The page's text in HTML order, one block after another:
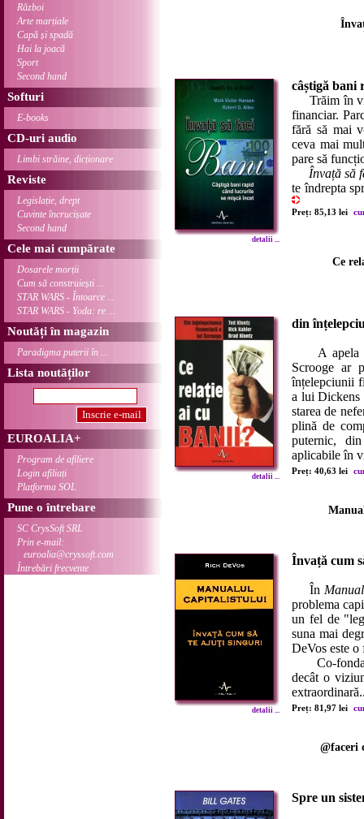
Război
Arte marțiale
Capă și spadă
Hai la joacă
Sport
Second hand
Softuri
E-books
CD-uri audio
Limbi străine, dicționare
Reviste
Legislație, drept
Cuvinte încrucișate
Second hand
Cele mai cumpărate
Dosarele morții
Cum să construiești ...
STAR WARS - Întoarce ...
STAR WARS - Yoda: re ...
Noutăți în magazin
Paradigma puterii în ...
Lista noutăților
EUROALIA+
Program de afiliere
Login afiliați
Platforma SOL
Pune o întrebare
SC CrysSoft SRL
Prin e-mail:
euroalia@cryssoft.com
Întrebări frecvente
detalii ...
câștigă bani
Trăim în
financiar.
fără să mai
ceva mai
pare să
Învață să
te îndrepta
Preț: 85,13 lei
Ce
detalii ...
din
A apela la
Scrooge ar
înțelepciunii
a lui Dickens
starea de
plină de
puternic,
aplicabile în
Preț: 40,63 lei
detalii ...
Învață cum
În
problema
un fel de
suna mai
DeVos este
Co-
decât o
Preț: 81,97 lei
@faceri
Spre un